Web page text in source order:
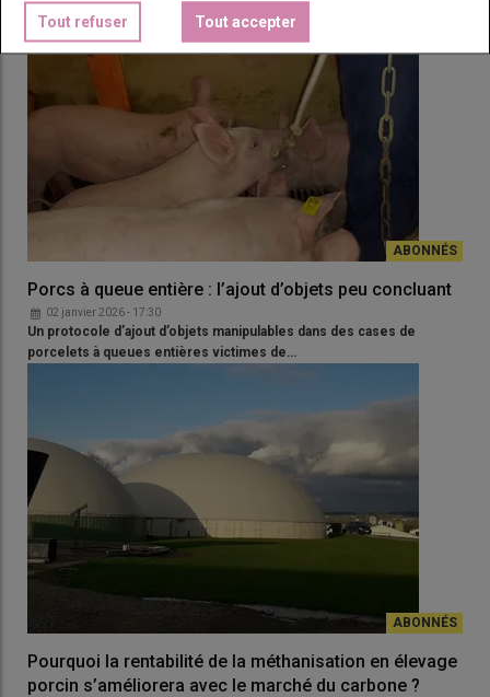
Porcs à queue entière : l’ajout d’objets peu concluant
02 janvier 2026 - 17:30
Un protocole d’ajout d’objets manipulables dans des cases de
porcelets à queues entières victimes de…
Pourquoi la rentabilité de la méthanisation en élevage
porcin s’améliorera avec le marché du carbone ?
Tout refuser Tout accepter